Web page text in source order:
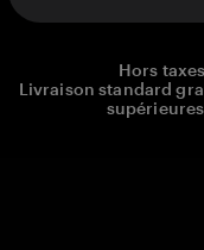
Hors
Livraison standard